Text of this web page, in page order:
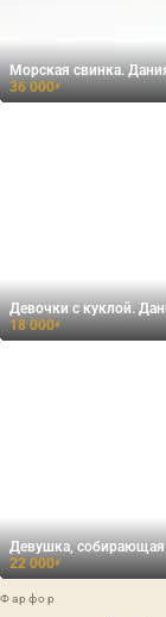
Морская свинка.
36 000₽
Девочки с куклой.
18 000₽
Девушка, собирающая
22 000₽
Фарфор